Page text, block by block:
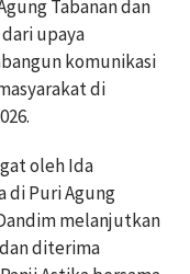
Tabanan dan
upaya
komunikasi
di
oleh Ida
di Puri Agung
melanjutkan
diterima